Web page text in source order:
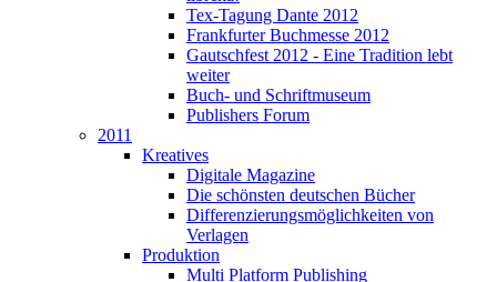
Tex-Tagung Dante 2012
Frankfurter Buchmesse 2012
Gautschfest 2012 - Eine Tradition lebt
weiter
Buch- und Schriftmuseum
Publishers Forum
2011
Kreatives
Digitale Magazine
Die schönsten deutschen Bücher
Differenzierungsmöglichkeiten von
Verlagen
Produktion
Multi Platform Publishing